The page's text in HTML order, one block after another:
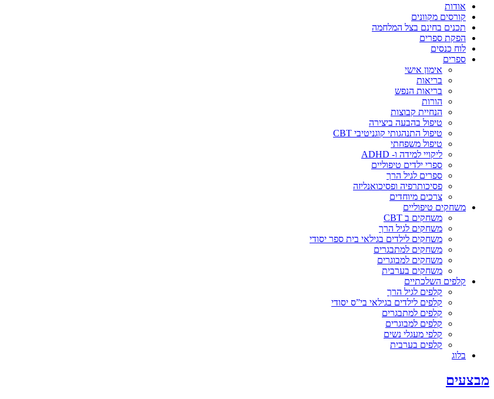
אודות
קורסים מקוונים
תכנים בחינם בצל המלחמה
הפקת ספרים
לוח כנסים
ספרים
אימון אישי
בריאות
בריאות הנפש
הורות
הנחיית קבוצות
טיפול בהבעה ביצירה
טיפול התנהגותי קוגניטיבי CBT
טיפול משפחתי
ליקויי למידה ו- ADHD
ספרי ילדים טיפוליים
ספרים לגיל הרך
פסיכותרפיה ופסיכואנליזה
צרכים מיוחדים
משחקים טיפוליים
משחקים ב CBT
משחקים לגיל הרך
משחקים לילדים בגילאי בית ספר יסודי
משחקים למתבגרים
משחקים למבוגרים
משחקים בערבית
קלפים השלכתיים
קלפים לגיל הרך
קלפים לילדים בגילאי בי”ס יסודי
קלפים למתבגרים
קלפים למבוגרים
קלפי מעגלי נשים
קלפים בערבית
בלוג
מבצעים